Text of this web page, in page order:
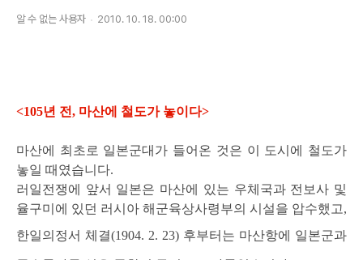
알 수 없는 사용자 2010. 10. 18. 00:00
<105년 전, 마산에 철도가 놓이다>
마산에 최초로 일본군대가 들어온 것은 이 도시에 철도가
놓일 때였습니다.
러일전쟁에 앞서 일본은 마산에 있는 우체국과 전보사 및
율구미에 있던 러시아 해군육상사령부의 시설을 압수했고,
한일의정서 체결(1904. 2. 23) 후부터는 마산항에 일본군과